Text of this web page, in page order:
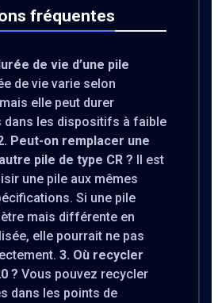
fréquentes
de vie d’une pile
de vie varie selon
elle peut durer
dans les dispositifs à faible
Peut-on remplacer une
pile de type CR ? Il est
une pile aux mêmes
Si une pile
mais différente en
elle pourrait ne pas
3. Où recycler
? Vous pouvez recycler
dans les points de